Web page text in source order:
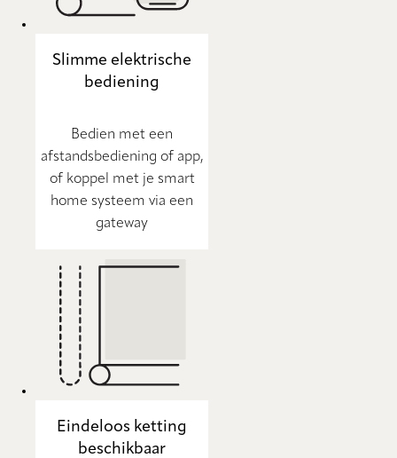
Slimme elektrische
bediening
Bedien met een
afstandsbediening of app,
of koppel met je smart
home systeem via een
gateway
Eindeloos ketting
beschikbaar